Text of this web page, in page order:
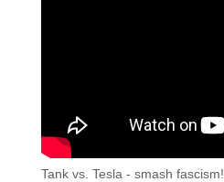
Tank vs. Tesla - smash fascism!